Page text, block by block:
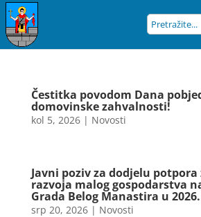
Čestitka povodom Dana
domovinske zahvalnosti!
kol 5, 2026| Novosti
Javni poziv za dodjelu
razvoja malog gospodarstva
Grada Belog Manastira u
srp 20, 2026| Novosti